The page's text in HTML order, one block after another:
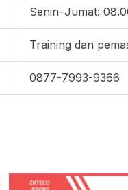
Senin–Jumat:
Training dan
0877-7993-9366
Harga